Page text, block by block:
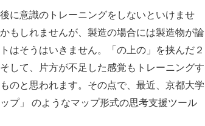
に意識のトレーニングをしないといけませ
もしれませんが、製造の場合には製造物が論
はそうはいきません。「の上の」を挟んだ２
して、片方が不足した感覚もトレーニングす
のと思われます。その点で、最近、京都大学
プ」 のようなマップ形式の思考支援ツール